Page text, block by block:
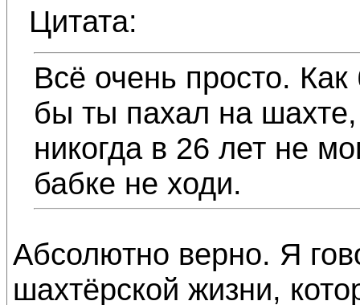
Цитата:
Всё очень просто.
бы ты пахал на
никогда в 26 лет не
бабке не ходи.
Абсолютно верно. Я
шахтёрской жизни,